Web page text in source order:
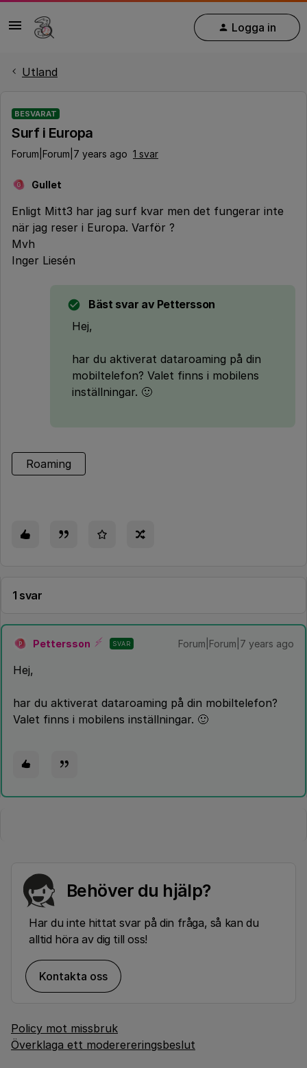
Logga in
Utland
BESVARAT
Surf i Europa
Forum|Forum|7 years ago 1 svar
G Gullet
Enligt Mitt3 har jag surf kvar men det fungerar inte
när jag reser i Europa. Varför ?
Mvh
Inger Liesén
Bäst svar av Pettersson
Hej,
har du aktiverat dataroaming på din
mobiltelefon? Valet finns i mobilens
inställningar. 🙂
Roaming
1 svar
P Pettersson SVAR Forum|Forum|7 years ago
Hej,
har du aktiverat dataroaming på din mobiltelefon?
Valet finns i mobilens inställningar. 🙂
Behöver du hjälp?
Har du inte hittat svar på din fråga, så kan du
alltid höra av dig till oss!
Kontakta oss
Policy mot missbruk
Överklaga ett moderereringsbeslut